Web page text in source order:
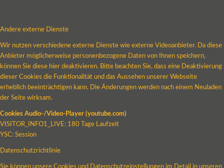
Andere externe Dienste
Wir nutzen verschiedene externe Dienste wie externe Videoanbieter. Da diese
Anbieter möglicherweise personenbezogene Daten von Ihnen speichern,
können Sie diese hier deaktivieren. Bitte beachten Sie, dass eine Deaktivierung
dieser Cookies die Funktionalität und das Aussehen unserer Webseite
erheblich beeinträchtigen kann. Die Änderungen werden nach einem Neuladen
der Seite wirksam.
Cookies Audio-/Video-Player (youtube.com)
VISITOR_INFO1_LIVE: 180 Tage Laufzeit
YSC: Session
Datenschutzrichtlinie